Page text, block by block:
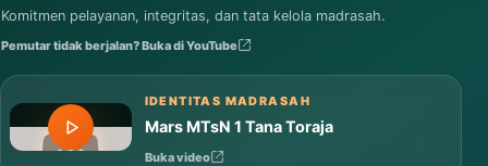
Komitmen pelayanan, integritas, dan tata kelola madrasah.
Pemutar tidak berjalan? Buka di YouTube
IDENTITAS MADRASAH
Mars MTsN 1 Tana Toraja
Buka video